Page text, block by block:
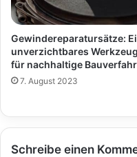
Gewindereparatursätze:
unverzichtbares Werkzeug
für nachhaltige
7. August 2023
Schreibe einen